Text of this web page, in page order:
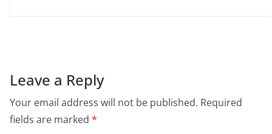
Leave a Reply
Your email address will not be published. Required
fields are marked *